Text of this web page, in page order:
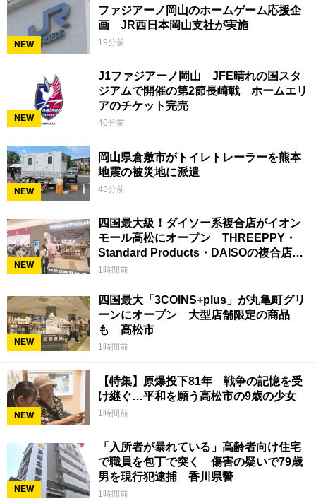
NEW
ファジアーノ岡山のホームゲーム応援企
画 JR西日本岡山支社が実施
19分前
NEW
J1ファジアーノ岡山 JFE晴れの国スタ
ジアムで開催の第2節長崎戦 ホームエリ
アのチケット完売
40分前
NEW
岡山県倉敷市がトイレトレーラーを熊本
地震の被災地に派遣
48分前
NEW
四国最大級！ダイソー系複合店がイオン
モール高松にオープン THREEPPY・
Standard Products・DAISOの複合店は
香川県初
1時間前
NEW
四国最大「3COINS+plus」が丸亀町グリ
ーンにオープン 大型店舗限定の商品
も 高松市
1時間前
NEW
【特集】原爆投下81年 戦争の記憶を受
け継ぐ…平和を願う高松市の9歳の少女
1時間前
NEW
「入所者が暴れている」高齢者向け住宅
で職員を包丁で突く 傷害の疑いで79歳
男を現行犯逮捕 香川県警
1時間前